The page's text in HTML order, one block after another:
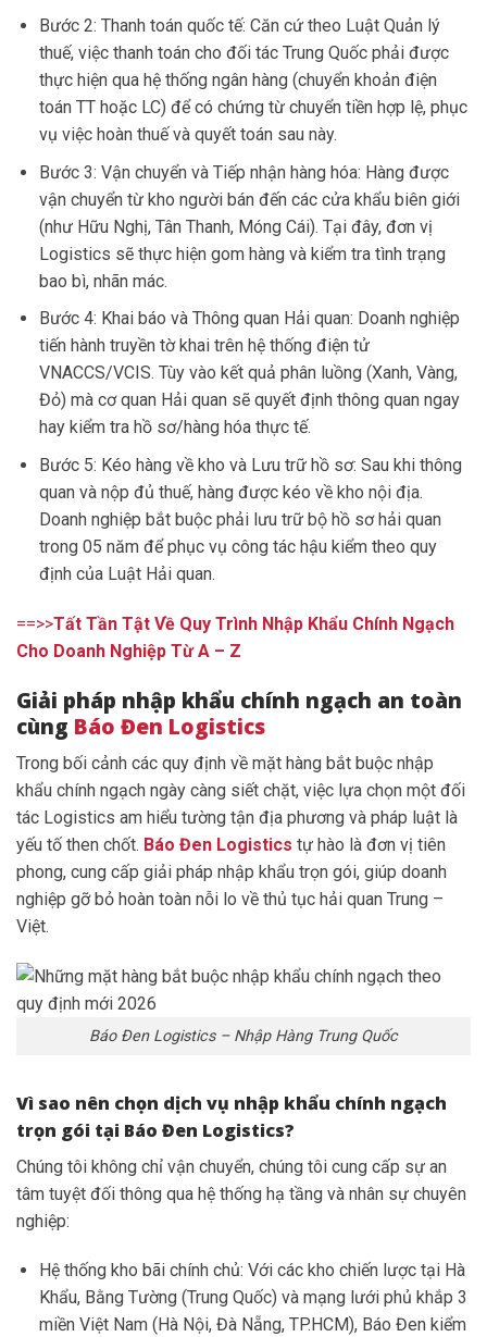
Bước 2: Thanh toán quốc tế: Căn cứ theo Luật Quản lý
thuế, việc thanh toán cho đối tác Trung Quốc phải được
thực hiện qua hệ thống ngân hàng (chuyển khoản điện
toán TT hoặc LC) để có chứng từ chuyển tiền hợp lệ, phục
vụ việc hoàn thuế và quyết toán sau này.
Bước 3: Vận chuyển và Tiếp nhận hàng hóa: Hàng được
vận chuyển từ kho người bán đến các cửa khẩu biên giới
(như Hữu Nghị, Tân Thanh, Móng Cái). Tại đây, đơn vị
Logistics sẽ thực hiện gom hàng và kiểm tra tình trạng
bao bì, nhãn mác.
Bước 4: Khai báo và Thông quan Hải quan: Doanh nghiệp
tiến hành truyền tờ khai trên hệ thống điện tử
VNACCS/VCIS. Tùy vào kết quả phân luồng (Xanh, Vàng,
Đỏ) mà cơ quan Hải quan sẽ quyết định thông quan ngay
hay kiểm tra hồ sơ/hàng hóa thực tế.
Bước 5: Kéo hàng về kho và Lưu trữ hồ sơ: Sau khi thông
quan và nộp đủ thuế, hàng được kéo về kho nội địa.
Doanh nghiệp bắt buộc phải lưu trữ bộ hồ sơ hải quan
trong 05 năm để phục vụ công tác hậu kiểm theo quy
định của Luật Hải quan.
==>>Tất Tần Tật Về Quy Trình Nhập Khẩu Chính Ngạch
Cho Doanh Nghiệp Từ A – Z
Giải pháp nhập khẩu chính ngạch an toàn
cùng Báo Đen Logistics
Trong bối cảnh các quy định về mặt hàng bắt buộc nhập
khẩu chính ngạch ngày càng siết chặt, việc lựa chọn một đối
tác Logistics am hiểu tường tận địa phương và pháp luật là
yếu tố then chốt. Báo Đen Logistics tự hào là đơn vị tiên
phong, cung cấp giải pháp nhập khẩu trọn gói, giúp doanh
nghiệp gỡ bỏ hoàn toàn nỗi lo về thủ tục hải quan Trung –
Việt.
Báo Đen Logistics – Nhập Hàng Trung Quốc
Vì sao nên chọn dịch vụ nhập khẩu chính ngạch
trọn gói tại Báo Đen Logistics?
Chúng tôi không chỉ vận chuyển, chúng tôi cung cấp sự an
tâm tuyệt đối thông qua hệ thống hạ tầng và nhân sự chuyên
nghiệp:
Hệ thống kho bãi chính chủ: Với các kho chiến lược tại Hà
Khẩu, Bằng Tường (Trung Quốc) và mạng lưới phủ khắp 3
miền Việt Nam (Hà Nội, Đà Nẵng, TP.HCM), Báo Đen kiểm